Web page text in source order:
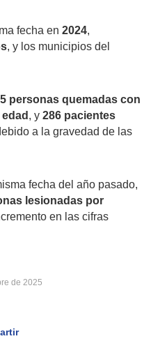
fecha en 2024,
, y los municipios del
personas quemadas con
, y 286 pacientes
a la gravedad de las
fecha del año pasado,
lesionadas por
en las cifras
de 2025